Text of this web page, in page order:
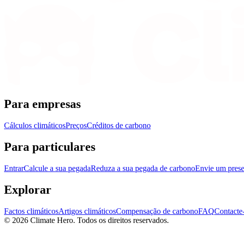
Para empresas
Cálculos climáticosPreçosCréditos de carbono
Para particulares
EntrarCalcule a sua pegadaReduza a sua pegada de carbonoEnvie um
Explorar
Factos climáticosArtigos climáticosCompensação de carbonoFAQ
© 2026 Climate Hero. Todos os direitos reservados.